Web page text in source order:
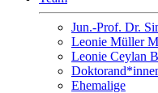
Jun.-Prof. Dr.
Leonie Müller
Leonie Ceylan
Ehemalige